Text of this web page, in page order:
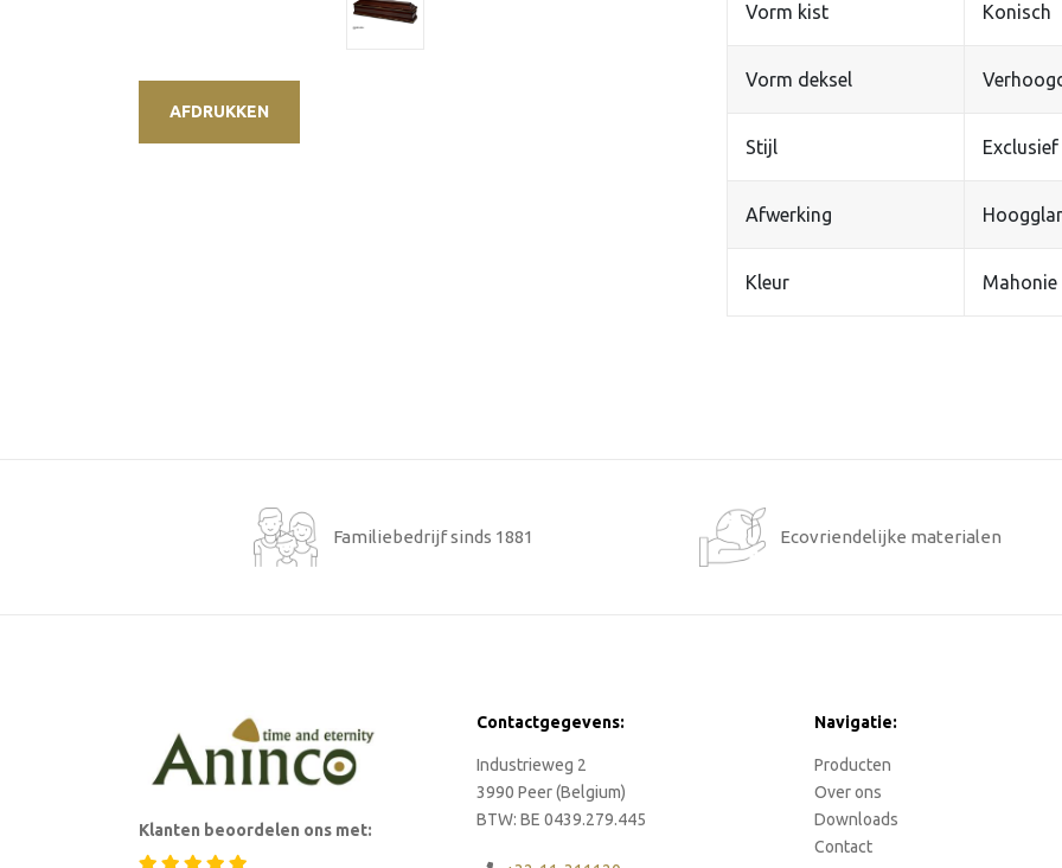
AFDRUKKEN
Vorm kist Konisch
Vorm deksel
Stijl Exclusief
Afwerking
Kleur Mahonie
Familiebedrijf sinds 1881 Ecovriendelijke materialen
Klanten beoordelen ons met:
Contactgegevens:
Industrieweg 2
3990 Peer (Belgium)
BTW: BE 0439.279.445
Navigatie:
Producten
Over ons
Downloads
Contact